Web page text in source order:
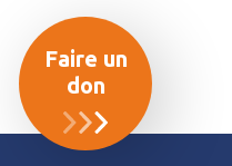
Faire un
don